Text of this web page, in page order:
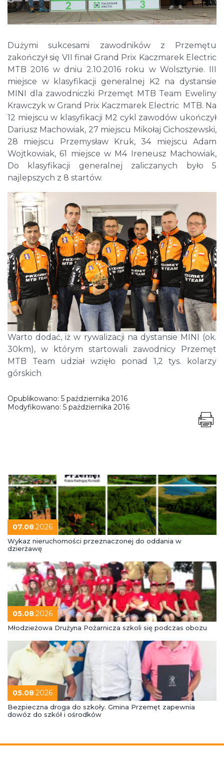
Dużymi sukcesami zawodników z Przemętu
zakończył się VII finał Grand Prix Kaczmarek Electric
MTB 2016 w dniu 2.10.2016 roku w Wolsztynie. III
miejsce w klasyfikacji generalnej K2 na dystansie
MINI dla zawodniczki Przemęt MTB Team Eweliny
Krawczyk w Grand Prix Kaczmarek Electric MTB. Na
12 miejscu w klasyfikacji M2 cykl zawodów ukończył
Dariusz Machowiak, 27 miejscu Mikołaj Cichoszewski,
28 miejscu Przemysław Kruk, 34 miejscu Adam
Wojtkowiak, 61 miejsce w M4 Ireneusz Machowiak,
Do klasyfikacji generalnej zaliczanych było 5
najlepszych z 8 startów.
Warto dodać, iż w rywalizacji na dystansie MINI (ok.
30km), w którym startowali zawodnicy Przemęt
MTB Team udział wzięło ponad 1,2 tys. kolarzy
górskich
Opublikowano: 5 października 2016
Modyfikowano: 5 października 2016
07.08.2026
Wykaz nieruchomości przeznaczonej do oddania w
dzierżawę
05.08.2026
Młodzieżowa Drużyna Pożarnicza szkoli się podczas obozu
05.08.2026
Bezpieczna droga do szkoły. Gmina Przemęt zapewnia
dowóz do szkół i ośrodków